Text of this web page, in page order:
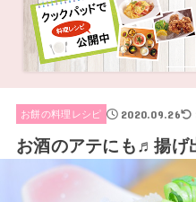
お餅の料理レシピ 2020.09.26
お酒のアテにも♬揚